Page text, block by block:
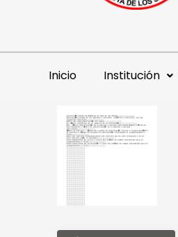
Inicio Institución